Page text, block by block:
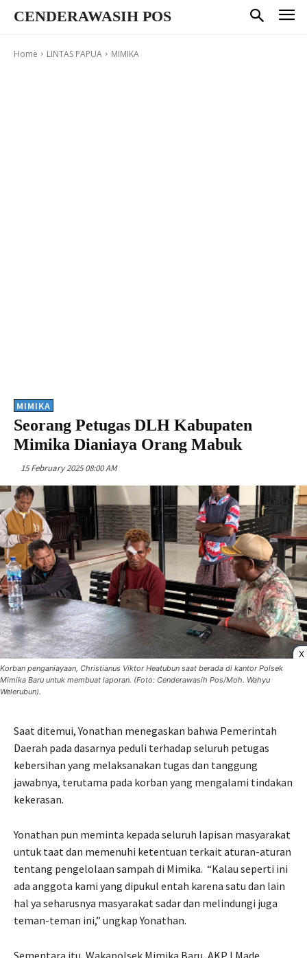
CENDERAWASIH POS
Home LINTAS PAPUA MIMIKA
MIMIKA
Seorang Petugas DLH Kabupaten
Mimika Dianiaya Orang Mabuk
15 February 2025 08:00 AM
X
Korban penganiayaan, Christianus Viktor Heatubun saat berada di kantor Polsek
Mimika Baru untuk membuat laporan. (Foto: Cenderawasih Pos/Moh. Wahyu
Welerubun).
Saat ditemui, Yonathan menegaskan bahwa Pemerintah
Daerah pada dasarnya peduli terhadap seluruh petugas
kebersihan yang melaksanakan tugas dan tanggung
jawabnya, terutama pada korban yang mengalami tindakan
kekerasan.
Yonathan pun meminta kepada seluruh lapisan masyarakat
untuk taat dan memenuhi ketentuan terkait aturan-aturan
tentang pengelolaan sampah di Mimika. “Kalau seperti ini
ada anggota kami yang dipukul entah karena satu dan lain
hal ya seharusnya masyarakat sadar dan melindungi juga
teman-teman ini,” ungkap Yonathan.
Sementara itu, Wakapolsek Mimika Baru, AKP I Made